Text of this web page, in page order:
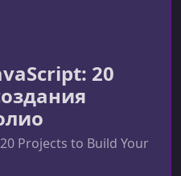
20
Projects to Build Your